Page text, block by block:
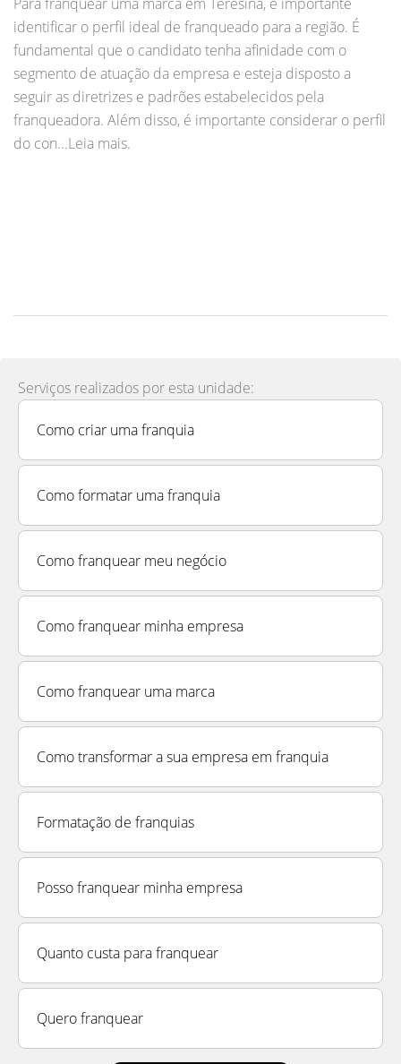
identificar o perfil ideal de franqueado para a região. É
fundamental que o candidato tenha afinidade com o
segmento de atuação da empresa e esteja disposto a
seguir as diretrizes e padrões estabelecidos pela
franqueadora. Além disso, é importante considerar o perfil
do con...Leia mais.
Serviços realizados por esta unidade:
Como criar uma franquia
Como formatar uma franquia
Como franquear meu negócio
Como franquear minha empresa
Como franquear uma marca
Como transformar a sua empresa em franquia
Formatação de franquias
Posso franquear minha empresa
Quanto custa para franquear
Quero franquear